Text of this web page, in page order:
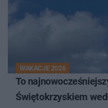
WAKACJE 2026
To
Świętokrzyskiem